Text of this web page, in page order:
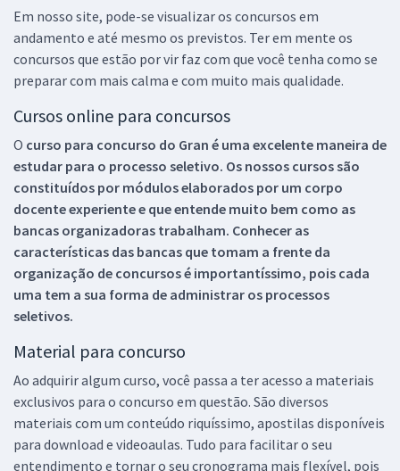
Em nosso site, pode-se visualizar os concursos em
andamento e até mesmo os previstos. Ter em mente os
concursos que estão por vir faz com que você tenha como se
preparar com mais calma e com muito mais qualidade.
Cursos online para concursos
O curso para concurso do Gran é uma excelente maneira de
estudar para o processo seletivo. Os nossos cursos são
constituídos por módulos elaborados por um corpo
docente experiente e que entende muito bem como as
bancas organizadoras trabalham. Conhecer as
características das bancas que tomam a frente da
organização de concursos é importantíssimo, pois cada
uma tem a sua forma de administrar os processos
seletivos.
Material para concurso
Ao adquirir algum curso, você passa a ter acesso a materiais
exclusivos para o concurso em questão. São diversos
materiais com um conteúdo riquíssimo, apostilas disponíveis
para download e videoaulas. Tudo para facilitar o seu
entendimento e tornar o seu cronograma mais flexível, pois